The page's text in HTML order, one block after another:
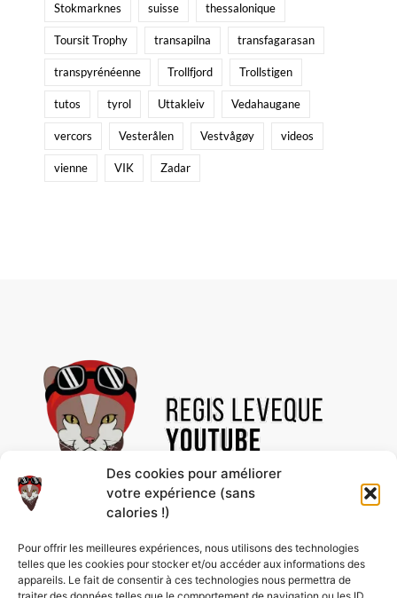
Des cookies pour améliorer
votre expérience (sans
calories !)
Pour offrir les meilleures expériences, nous utilisons des technologies
telles que les cookies pour stocker et/ou accéder aux informations des
appareils. Le fait de consentir à ces technologies nous permettra de
Stokmarknes suisse thessalonique
Toursit Trophy transapilna transfagarasan
transpyrénéenne Trollfjord Trollstigen
tutos tyrol Uttakleiv Vedahaugane
vercors Vesterålen Vestvågøy videos
vienne VIK Zadar
passionnants, rien que pour toi ! Abonne-toi à la
chaîne pour ne rien rater et profiter de nos